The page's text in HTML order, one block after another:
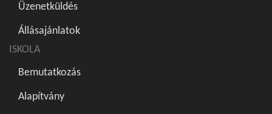
Üzenetküldés
Állásajánlatok
ISKOLA
Bemutatkozás
Alapítvány